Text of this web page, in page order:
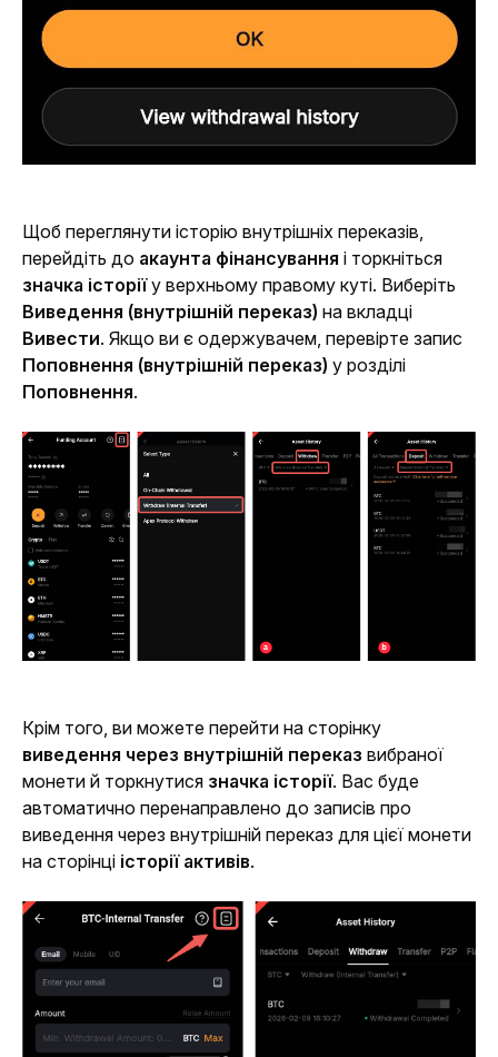
Щоб переглянути історію внутрішніх переказів,
перейдіть до акаунта фінансування
значка історії
Виведення (внутрішній переказ)
Вивести
Поповнення (внутрішній переказ)
Поповнення.
виведення через внутрішній переказ вибраної
монети й торкнутися значка історії. Вас буде
автоматично перенаправлено до записів про
виведення через внутрішній переказ для цієї монети
на сторінці історії активів.